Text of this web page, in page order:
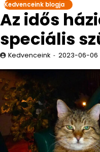
Kedvenceink blogja
Az idős
speciális
Kedvenceink 2023-06-06